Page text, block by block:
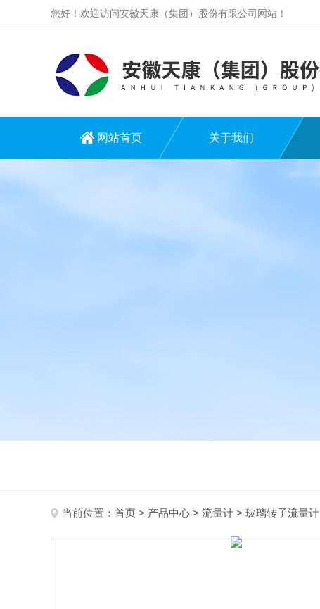
您好！欢迎访问安徽天康（集团）股份有限公司网站！
网站首页 关于我们
当前位置： 首页 > 产品中心 > 流量计 > 玻璃转子流量计